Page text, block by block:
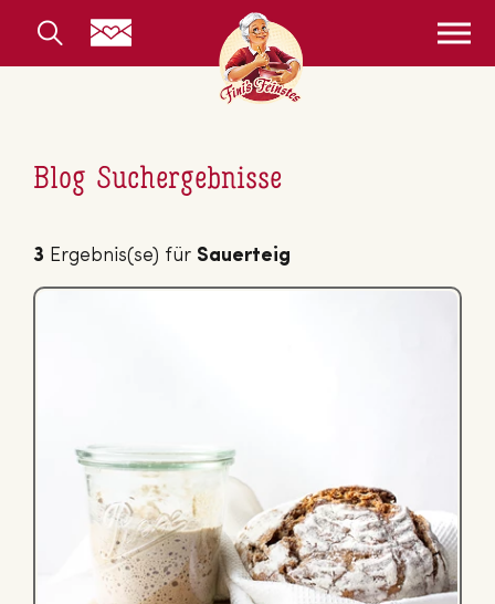
Blog Suchergebnisse
3 Ergebnis(se) für Sauerteig